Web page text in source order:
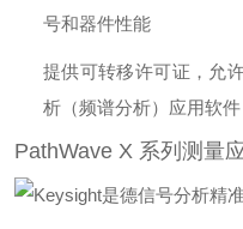
号和器件性能
提供可转移许可证，允
析（频谱分析）应用软件
PathWave X 系列测量